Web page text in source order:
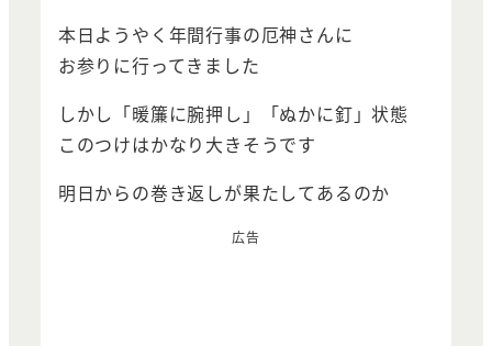
本日ようやく年間行事の厄神さんに
お参りに行ってきました
しかし「暖簾に腕押し」「ぬかに釘」状態
このつけはかなり大きそうです
明日からの巻き返しが果たしてあるのか
広告